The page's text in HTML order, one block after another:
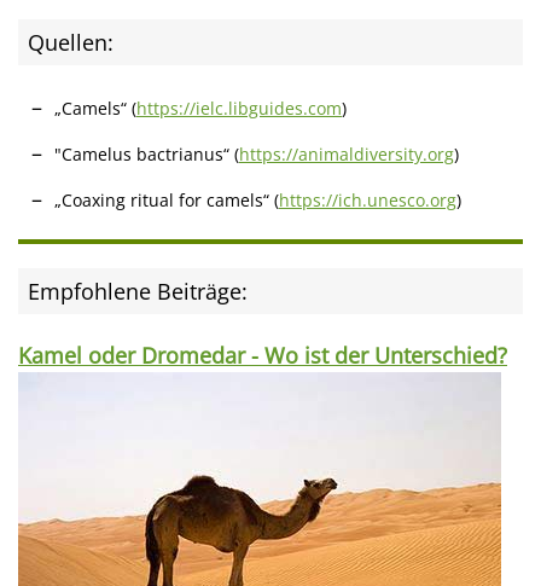
Quellen:
„Camels“ (https://ielc.libguides.com)
"Camelus bactrianus“ (https://animaldiversity.org)
„Coaxing ritual for camels“ (https://ich.unesco.org)
Empfohlene Beiträge:
Kamel oder Dromedar - Wo ist der Unterschied?